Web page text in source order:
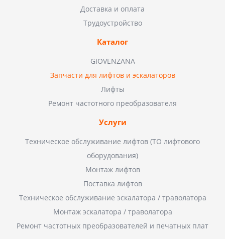
Доставка и оплата
Трудоустройство
Каталог
GIOVENZANA
Запчасти для лифтов и эскалаторов
Лифты
Ремонт частотного преобразователя
Услуги
Техническое обслуживание лифтов (ТО лифтового
оборудования)
Монтаж лифтов
Поставка лифтов
Техническое обслуживание эскалатора / траволатора
Монтаж эскалатора / траволатора
Ремонт частотных преобразователей и печатных плат